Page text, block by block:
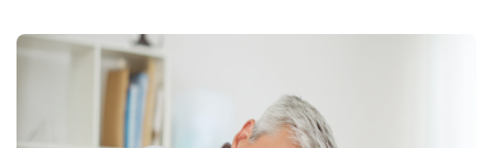
Ваш e-mail:*